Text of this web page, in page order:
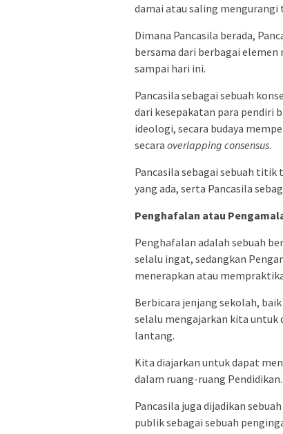
damai atau saling
Dimana Pancasila berada,
bersama dari berbagai elemen
sampai hari ini.
Pancasila sebagai sebuah
dari kesepakatan para pendiri
ideologi, secara budaya
secara overlapping consensus.
Pancasila sebagai sebuah
yang ada, serta Pancasila
Penghafalan atau
Penghafalan adalah sebuah
selalu ingat, sedangkan
menerapkan atau
Berbicara jenjang sekolah,
selalu mengajarkan kita untuk
lantang.
Kita diajarkan untuk dapat
dalam ruang-ruang Pendidikan.
Pancasila juga dijadikan
publik sebagai sebuah